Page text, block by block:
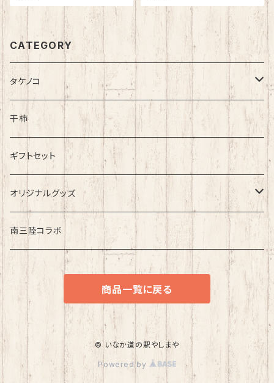
CATEGORY
タケノコ
タケノコ
タケノコ 加工食品
干柿
ギフトセット
オリジナルグッズ
駅長とらおくんグッズ
その他
店長てっちゃんグッズ
店長オリジナルグッズ
南三陸コラボ
商品一覧に戻る
© いなか道の駅やしまや
Powered by